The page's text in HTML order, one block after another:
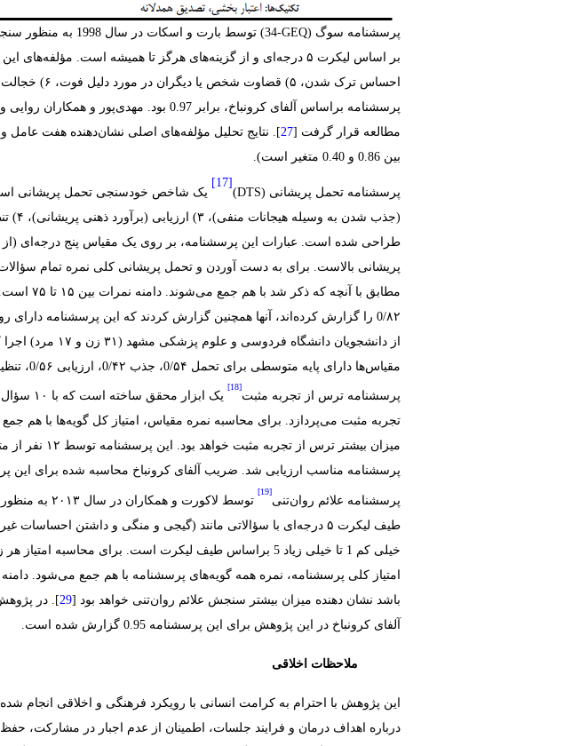
پرسشنامه سوگ ‏(GEQ
- توسط
مطالعه قرار گرفت [
بین ‏0.86‏ و ‏0.40‏ متغیر است‏).‏
پرسشنامه تحمل پریشانی ‏(DTS
)‏
[17]
طراحی شده است. عبارات این پرسشنامه، بر روی یک مقیاس پنج درجه‌ای (از
پریشانی بالاست. برای به دست آوردن و تحمل پریشانی کلی نمره تمام
۸۲‏/0‏ را گزارش کرده‌اند، آنها همچنین گزارش کردند که این پرسشنامه دارای روایی ملاکی و همگرایی اولیه خوبی است [
از دانشجویان دانشگاه فردوسی و علوم پزشکی مشهد (۳۱ زن و ۱۷ مرد) اجرا کرده است و گزارش کرده که کل مقیاس دارای پایایی همسانی درونی بالا ‏0.71‏ =
مقیاس‌ها دارای پایه متوسطی برای تحمل ۵۴‏/0‏، جذب ۴۲‏/0‏، ارزیابی ۵۶‏/0‏، تنظیم ۵۸‏/0‏هستند [
پرسشنامه ترس از تجربه مثبت
[18]
تجربه مثبت می‌پردازد. برای محاسبه نمره مقیاس، امتیاز کل گویه‌ها با هم
میزان
پرسشنامه مناسب ارزیابی شد. ضریب آلفای کرونباخ محاسبه شده برای این پرسشنامه ‏0.79‏
پرسشنامه علائم روان‌تنی
[19]
طیف لیکرت ۵ درجه‌ای با سؤالاتی مانند (گیجی و منگی و داشتن
خیلی کم ‏1‏ تا خیلی زیاد ‏5‏ براساس طیف لیکرت است. برای
باشد نشان دهنده میزان بیشتر سنجش علائم روان‌تنی خواهد بود [
]. در
آلفای کرونباخ در این پژوهش برای این پرسشنامه ‏0.95‏ گزارش شده است.
ملاحظات اخلاقی
این پژوهش با احترام به کرامت انسانی با رویکرد فرهنگی و اخلاقی انجام
درباره اهداف درمان و فرایند جلسات، اطمینان از عدم اجبار در مشارکت،